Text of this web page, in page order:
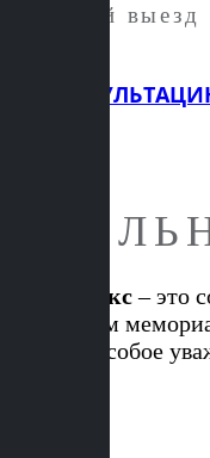
комплекс– это
особое